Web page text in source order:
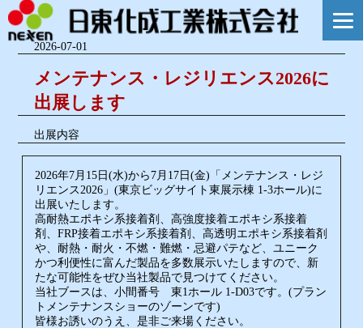
2026-07-01
メンテナンス・レジリエンス2026に
出展します
出展内容
2026年7月15日(水)から7月17日(金)「メンテナンス・レジ
リエンス2026」(東京ビッグサイト東展示棟 1-3ホール)に
出展いたします。
高耐熱エポキシ系接着剤、高強度接着エポキシ系接着
剤、FRP接着エポキシ系接着剤、高透明エポキシ系接着剤
や、耐熱・耐火・不燃・難燃・忌避パテなど、ユニーク
かつ利便性に富んだ製品を多数展示いたしますので、新
たな可能性をぜひ当社製品で見つけてください。
当社ブースは、小間番号 東1ホール 1-D03です。(プラン
トメンテナンスショーのゾーンです)
皆様お誘いのうえ、是非ご来場ください。